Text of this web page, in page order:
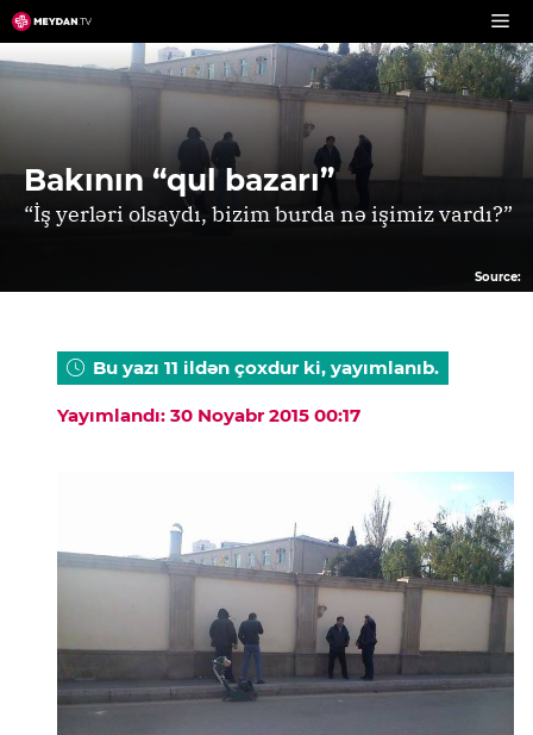
Skip
to
content
Bakının “qul bazarı”
“İş yerləri olsaydı, bizim burda nə işimiz vardı?”
Source:
Bu yazı 11 ildən çoxdur ki, yayımlanıb.
Yayımlandı: 30 Noyabr 2015 00:17